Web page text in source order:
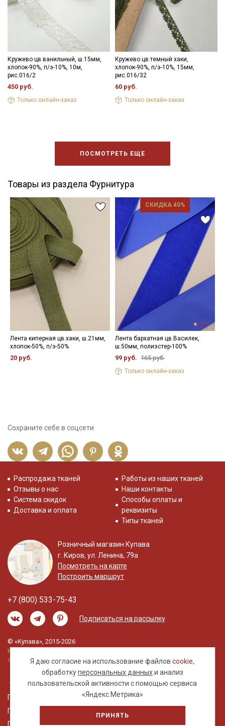
Кружево цв.ванильный, ш.15мм,
хлопок-90%, п/э-10%, 10м,
рис.016/2
450 руб.
Только онлайн-заказ
Кружево цв.темный хаки,
хлопок-90%, п/э-10%, 15мм,
рис.016/32
60 руб.
Только онлайн-заказ
ПОСМОТРЕТЬ ЕЩЕ
Товары из раздела Фурнитура
Лента киперная цв.хаки, ш.21мм,
хлопок-50%, п/э-50%
20 руб.
СКИДКА 40%
Лента бархатная цв.Василек,
ш.50мм, полиэстер-100%
99 руб. 165 руб.
Только онлайн-заказ
Сохраните себе в соцсети
Я даю согласие на использование файловcookie,
обработкуперсональных данныхи анализ
пользовательской активности с помощью сервиса
«Яндекс.Метрика»
ПРИНЯТЬ
Распродажа тканей
Отзывы о нас
Система скидок
Доставка и оплата
Работы из наших тканей
Наши контакты
Способы оплаты и
реквизиты
Типы тканей
Розничный магазин Купава
г. Киров, ул. Ленина, 79а
Посмотреть на карте
Построить маршрут
+7 (800) 533-75-43
Подписаться на рассылку
© «Купава», 2015-2026
Информация на сайте не является публичной
офертой.
Правовая информация
Политика обработки персональных данных
Пользовательское соглашение